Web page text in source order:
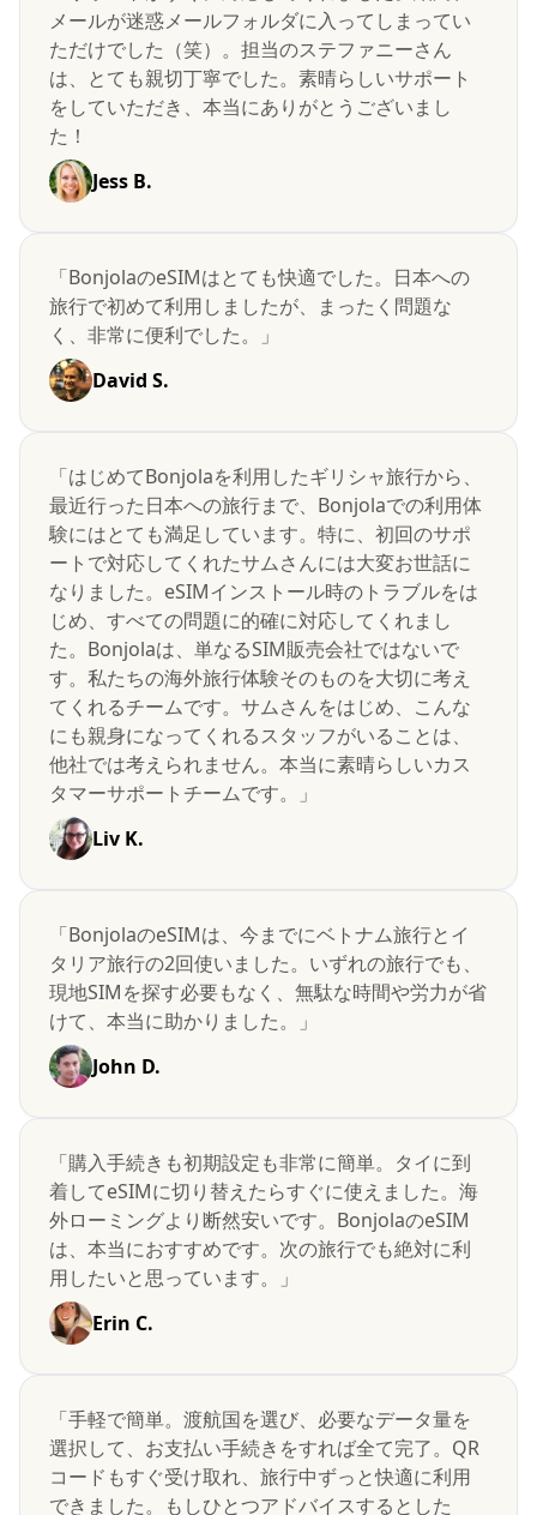
メールが迷惑メールフォルダに入ってしまってい
ただけでした（笑）。担当のステファニーさん
は、とても親切丁寧でした。素晴らしいサポート
をしていただき、本当にありがとうございまし
た！
Jess B.
「BonjolaのeSIMはとても快適でした。日本への
旅行で初めて利用しましたが、まったく問題な
く、非常に便利でした。」
David S.
「はじめてBonjolaを利用したギリシャ旅行から、
最近行った日本への旅行まで、Bonjolaでの利用体
験にはとても満足しています。特に、初回のサポ
ートで対応してくれたサムさんには大変お世話に
なりました。eSIMインストール時のトラブルをは
じめ、すべての問題に的確に対応してくれまし
た。Bonjolaは、単なるSIM販売会社ではないで
す。私たちの海外旅行体験そのものを大切に考え
てくれるチームです。サムさんをはじめ、こんな
にも親身になってくれるスタッフがいることは、
他社では考えられません。本当に素晴らしいカス
タマーサポートチームです。」
Liv K.
「BonjolaのeSIMは、今までにベトナム旅行とイ
タリア旅行の2回使いました。いずれの旅行でも、
現地SIMを探す必要もなく、無駄な時間や労力が省
けて、本当に助かりました。」
John D.
「購入手続きも初期設定も非常に簡単。タイに到
着してeSIMに切り替えたらすぐに使えました。海
外ローミングより断然安いです。BonjolaのeSIM
は、本当におすすめです。次の旅行でも絶対に利
用したいと思っています。」
Erin C.
「手軽で簡単。渡航国を選び、必要なデータ量を
選択して、お支払い手続きをすれば全て完了。QR
コードもすぐ受け取れ、旅行中ずっと快適に利用
できました。もしひとつアドバイスするとした